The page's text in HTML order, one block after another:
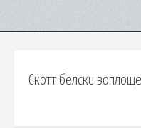
Скотт белски